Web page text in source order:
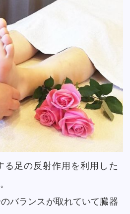
る足の反射作用を利用した
バランスが取れていて臓器